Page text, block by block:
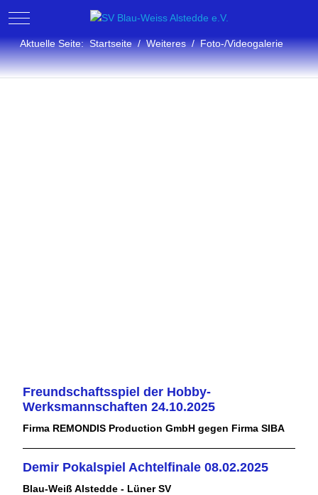
Mobile Menu Toggle
Aktuelle Seite:Startseite Weiteres Foto-/Videogalerie
Freundschaftsspiel der Hobby-
Werksmannschaften 24.10.2025
Firma REMONDIS Production GmbH gegen Firma SIBA
Demir Pokalspiel Achtelfinale 08.02.2025
Blau-Weiß Alstedde - Lüner SV